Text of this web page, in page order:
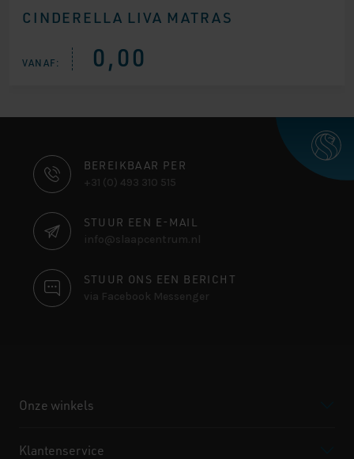
CINDERELLA LIVA MATRAS
VANAF: 0,00
CONTACT
INFORMATIE
BEREIKBAAR PER
+31 (0) 493 310 515
STUUR EEN E-MAIL
info@slaapcentrum.nl
STUUR ONS EEN BERICHT
via Facebook Messenger
Onze winkels
Klantenservice